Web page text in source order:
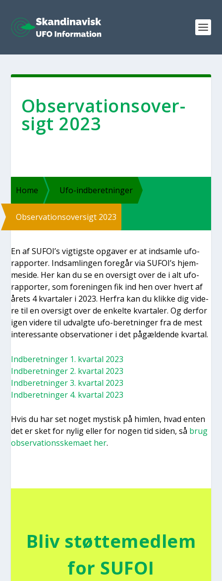
Obser­va­tions­over­
sigt 2023
Home Ufo-ind­­be­ret­­nin­­ger
Obser­va­tions­over­sigt 2023
En af SUFOI’s vig­tig­ste opga­ver er at ind­sam­le ufo-
rap­por­ter. Ind­sam­lin­gen fore­går via SUFOI’s hjem­
mesi­de. Her kan du se en over­sigt over de i alt ufo-
rap­por­ter, som for­e­nin­gen fik ind hen over hvert af
årets 4 kvar­ta­ler i 2023. Her­fra kan du klik­ke dig vide­
re til en over­sigt over de enkel­te kvar­ta­ler. Og der­for
igen vide­re til udvalg­te ufo-beret­nin­ger fra de mest
inter­es­san­te obser­va­tio­ner i det pågæl­den­de kvar­tal.
Ind­be­ret­nin­ger 1. kvar­tal 2023
Ind­be­ret­nin­ger 2. kvar­tal 2023
Ind­be­ret­nin­ger 3. kvar­tal 2023
Ind­be­ret­nin­ger 4. kvar­tal 2023
Hvis du har set noget mystisk på him­len, hvad enten
det er sket for nylig eller for nogen tid siden, så brug
obser­va­tions­ske­ma­et her.
Bliv støt­te­med­lem
for SUFOI